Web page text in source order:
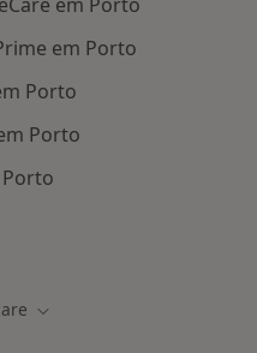
em Porto
Porto
Porto
Porto
Mudar de cidade